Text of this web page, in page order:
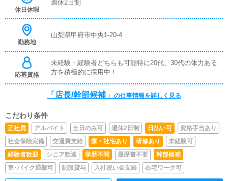
と思います。
休日休暇
週休2日制
勤務地
山梨県甲府市中央1-20-4
応募資格
未経験・経験者どちらも可能特に20代、30代の体力ある
方を積極的に採用中！
「店長/幹部候補」 の仕事情報を詳しく見る
こだわり条件
正社員 アルバイト 土日のみ可 週休2日制 日払い可
資格手当あり
社会保険完備
交通費支給 寮・社宅あり 研修あり
未経験可
経験者歓迎
シニア歓迎 学歴不問 履歴書不要
幹部候補
車･バイク通勤可
制服貸与 入社祝い金支給 在宅ワーク可